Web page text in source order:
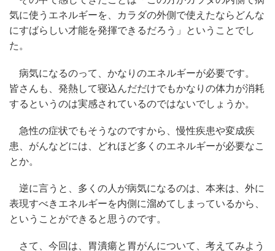
気に使うエネルギーを、カラダの外側で使えたならどんな
にすばらしい才能を発揮できるだろう」ということでし
た。
病気になるのって、かなりのエネルギーが必要です。
皆さんも、発熱して寝込んだだけでもかなりの体力が消耗
するというのは実感されているのではないでしょうか。
急性の症状でもそうなのですから、慢性疾患や変成疾
患、がんなどには、どれほど多くのエネルギーが必要なこ
とか。
逆に言うと、多くの人が病気になるのは、本来は、外に
表現すべきエネルギーを内側に溜めてしまっているから、
ということができると思うのです。
さて、今回は、胃潰瘍と胃がんについて、考えてみよう